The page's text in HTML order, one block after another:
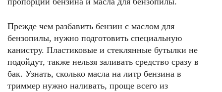
Прежде чем разбавить бензин с маслом для
бензопилы, нужно подготовить специальную
канистру. Пластиковые и стеклянные бутылки не
подойдут, также нельзя заливать средство сразу в
бак. Узнать, сколько масла на литр бензина в
триммер нужно наливать, проще всего из